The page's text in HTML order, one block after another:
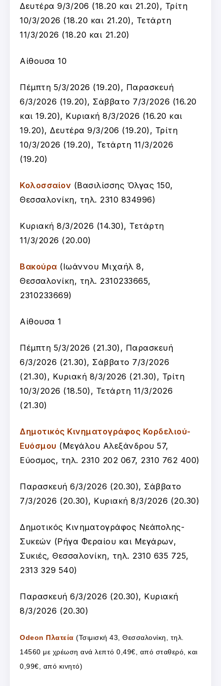
Δευτέρα 9/3/206 (18.20 και 21.20), Τρίτη
10/3/2026 (18.20 και 21.20), Τετάρτη
11/3/2026 (18.20 και 21.20)
Αίθουσα 10
Πέμπτη 5/3/2026 (19.20), Παρασκευή
6/3/2026 (19.20), Σάββατο 7/3/2026 (16.20
και 19.20), Κυριακή 8/3/2026 (16.20 και
19.20), Δευτέρα 9/3/206 (19.20), Τρίτη
10/3/2026 (19.20), Τετάρτη 11/3/2026
(19.20)
Κολοσσαίον (Βασιλίσσης Όλγας 150,
Θεσσαλονίκη, τηλ. 2310 834996)
Κυριακή 8/3/2026 (14.30), Τετάρτη
11/3/2026 (20.00)
Βακούρα (Ιωάννου Μιχαήλ 8,
Θεσσαλονίκη, τηλ. 2310233665,
2310233669)
Αίθουσα 1
Πέμπτη 5/3/2026 (21.30), Παρασκευή
6/3/2026 (21.30), Σάββατο 7/3/2026
(21.30), Κυριακή 8/3/2026 (21.30), Τρίτη
10/3/2026 (18.50), Τετάρτη 11/3/2026
(21.30)
Δημοτικός Κινηματογράφος Κορδελιού-
Ευόσμου (Μεγάλου Αλεξάνδρου 57,
Εύοσμος, τηλ. 2310 202 067, 2310 762 400)
Παρασκευή 6/3/2026 (20.30), Σάββατο
7/3/2026 (20.30), Κυριακή 8/3/2026 (20.30)
Δημοτικός Κινηματογράφος Νεάπολης-
Συκεών (Ρήγα Φεραίου και Μεγάρων,
Συκιές, Θεσσαλονίκη, τηλ. 2310 635 725,
2313 329 540)
Παρασκευή 6/3/2026 (20.30), Κυριακή
8/3/2026 (20.30)
Odeon Πλατεία (Τσιμισκή 43, Θεσσαλονίκη, τηλ.
14560 με χρέωση ανά λεπτό 0,49€, από σταθερό, και
0,99€, από κινητό)